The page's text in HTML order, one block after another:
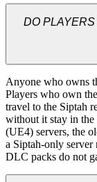
DO
Anyone who owns
Players who own
travel to the Siptah
without it stay in
(UE4) servers, the
a Siptah-only
DLC packs do not